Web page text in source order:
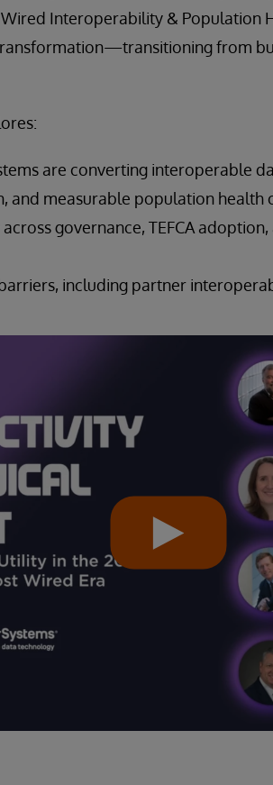
Interoperability & Population
from
are converting interoperable
and measurable population health
governance, TEFCA
including partner